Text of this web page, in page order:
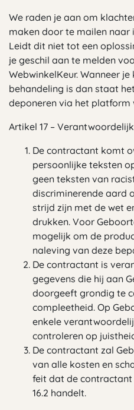
We raden je aan om
maken door te mailen naar
Leidt dit niet tot een
je geschil aan te melden
WebwinkelKeur. Wanneer
behandeling is dan staat
deponeren via het platform
Artikel 17 –
De contractant komt
persoonlijke teksten
geen teksten van
discriminerende aard
strijd zijn met de wet
drukken. Voor
mogelijk om de
naleving van deze
De contractant is
gegevens die hij aan
doorgeeft grondig te
compleetheid. Op
enkele
controleren op
De contractant zal
van alle kosten en
feit dat de contractant
16.2 handelt.